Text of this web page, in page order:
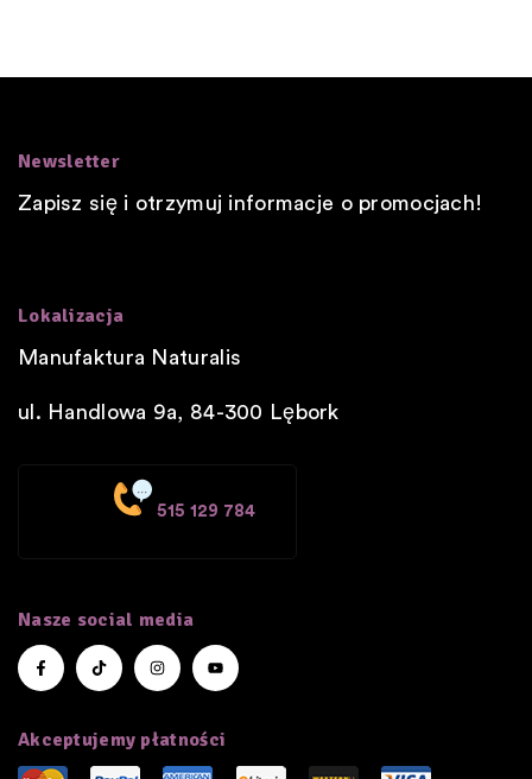
Newsletter
Zapisz się i otrzymuj informacje o promocjach!
Lokalizacja
Manufaktura Naturalis
ul. Handlowa 9a, 84-300 Lębork
515 129 784
Nasze social media
Akceptujemy płatności